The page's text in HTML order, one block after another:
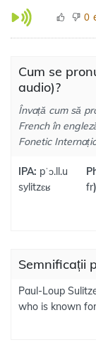
0
Cum se
audio)?
Învață cum să
French în
Fonetic
IPA: pˈɔ.ll.u
sylitzɛʁ
fr)
Semnificații
Paul-Loup
who is known